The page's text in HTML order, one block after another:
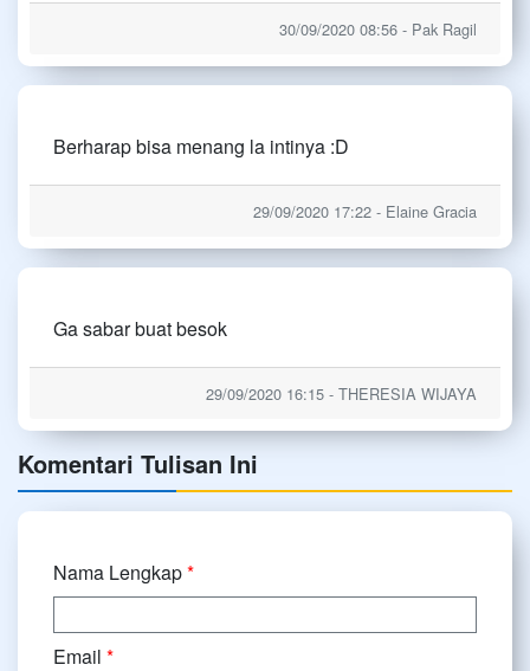
30/09/2020 08:56 - Pak Ragil
Berharap bisa menang la intinya :D
29/09/2020 17:22 - Elaine Gracia
Ga sabar buat besok
29/09/2020 16:15 - THERESIA WIJAYA
Komentari Tulisan Ini
Nama Lengkap*
Email *